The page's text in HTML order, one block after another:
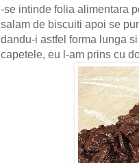
-se intinde folia alimentara
salam de biscuiti apoi se
dandu-i astfel forma lunga
capetele, eu l-am prins cu